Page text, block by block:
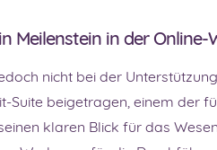
Meilenstein in der Online-
nicht bei der
Suite beigetragen, einem der
klaren Blick für das